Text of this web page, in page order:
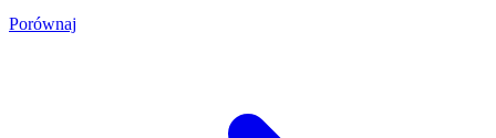
Porównaj